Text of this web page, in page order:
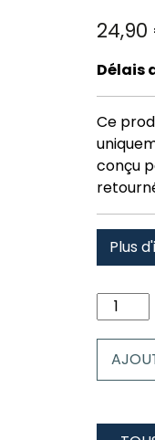
24,90
Délais
Ce
conçu
Plus
quantité
de
Wilder